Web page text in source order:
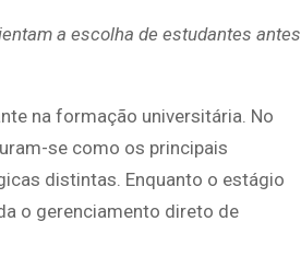
a escolha de estudantes antes
na formação universitária. No
se como os principais
distintas. Enquanto o estágio
o gerenciamento direto de